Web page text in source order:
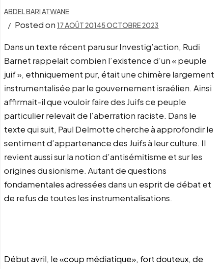
ABDEL BARI ATWANE
Posted on 17 AOÛT 20145 OCTOBRE 2023
Dans un texte récent paru sur Investig’action, Rudi
Barnet rappelait combien l’existence d’un « peuple
juif », ethniquement pur, était une chimère largement
instrumentalisée par le gouvernement israélien. Ainsi
affirmait-il que vouloir faire des Juifs ce peuple
particulier relevait de l’aberration raciste. Dans le
texte qui suit, Paul Delmotte cherche à approfondir le
sentiment d’appartenance des Juifs à leur culture. Il
revient aussi sur la notion d’antisémitisme et sur les
origines du sionisme. Autant de questions
fondamentales adressées dans un esprit de débat et
de refus de toutes les instrumentalisations.
Début avril, le «coup médiatique», fort douteux, de